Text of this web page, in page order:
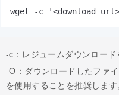
wget -c
-c：レジュームダウンロード
-O：ダウンロードしたファ
を使用することを推奨します